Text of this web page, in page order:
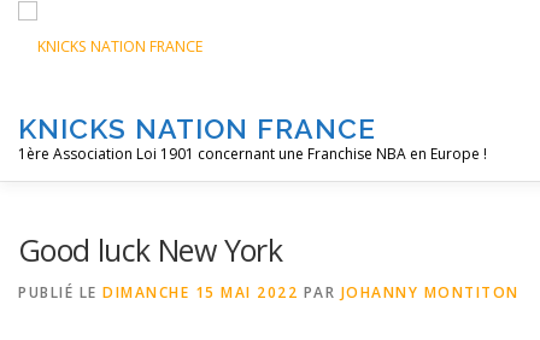
contenu
KNICKS NATION FRANCE
1ère Association Loi 1901 concernant une Franchise NBA en Europe !
Good luck New York
PUBLIÉ LE DIMANCHE 15 MAI 2022 PAR JOHANNY MONTITON